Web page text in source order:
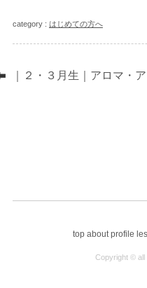
category : はじめての方へ
｜２・３月生｜アロマ・
top about profile
Copyright ©